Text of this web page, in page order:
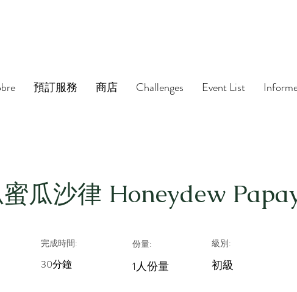
預訂服務 商店 Challenges Event List
瓜沙律 Honeydew
完成時間:
30分鐘
份量:
1人份量
級別:
初級